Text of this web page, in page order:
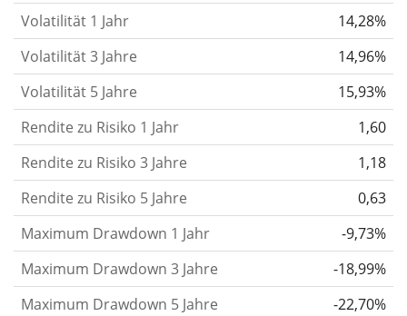
gelten im Allgemeinen als risikoreicher. Wir
berechnen die Volatilität auf Basis der Daten der
letzten 1, 3 und 5 Jahre, damit du sehen kannst, ob
die Kursschwankungen im Laufe der Zeit stärker
oder schwächer wurden. Weitere Informationen
findest du in unserem Artikel:
Risikomass.
Rendite pro Risikofür Zeiträume von 1, 3 und 5
Jahren. Diese Kennzahl ist definiert als die
annualisierte (d. h. auf einen Einjahreszeitraum
umgerechnete) historische Rendite geteilt durch die
Volatilität 1 Jahr
14,28%
Volatilität 3 Jahre
14,96%
Volatilität 5 Jahre
15,93%
Rendite zu Risiko 1 Jahr
1,60
Rendite zu Risiko 3 Jahre
1,18
Rendite zu Risiko 5 Jahre
0,63
Maximum Drawdown 1 Jahr
-9,73%
Maximum Drawdown 3 Jahre
-18,99%
Maximum Drawdown 5 Jahre
-22,70%